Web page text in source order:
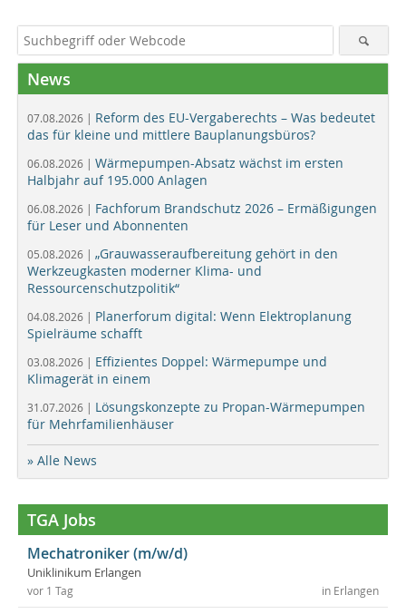
News
07.08.2026 | Reform des EU-Vergaberechts – Was bedeutet
das für kleine und mittlere Bauplanungsbüros?
06.08.2026 | Wärmepumpen-Absatz wächst im ersten
Halbjahr auf 195.000 Anlagen
06.08.2026 | Fachforum Brandschutz 2026 – Ermäßigungen
für Leser und Abonnenten
05.08.2026 | „Grauwasseraufbereitung gehört in den
Werkzeugkasten moderner Klima- und
Ressourcenschutzpolitik“
04.08.2026 | Planerforum digital: Wenn Elektroplanung
Spielräume schafft
03.08.2026 | Effizientes Doppel: Wärmepumpe und
Klimagerät in einem
31.07.2026 | Lösungskonzepte zu Propan-Wärmepumpen
für Mehrfamilienhäuser
» Alle News
TGA Jobs
Mechatroniker (m/w/d)
Uniklinikum Erlangen
in Erlangen
vor 1 Tag